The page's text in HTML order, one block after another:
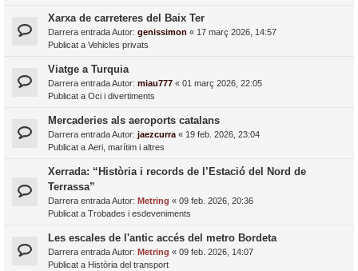
Xarxa de carreteres del Baix Ter
Darrera entrada Autor: genissimon « 17 març 2026, 14:57
Publicat a Vehicles privats
Viatge a Turquia
Darrera entrada Autor: miau777 « 01 març 2026, 22:05
Publicat a Oci i divertiments
Mercaderies als aeroports catalans
Darrera entrada Autor: jaezcurra « 19 feb. 2026, 23:04
Publicat a Aeri, marítim i altres
Xerrada: “Història i records de l’Estació del Nord de
Terrassa”
Darrera entrada Autor: Metring « 09 feb. 2026, 20:36
Publicat a Trobades i esdeveniments
Les escales de l'antic accés del metro Bordeta
Darrera entrada Autor: Metring « 09 feb. 2026, 14:07
Publicat a Història del transport